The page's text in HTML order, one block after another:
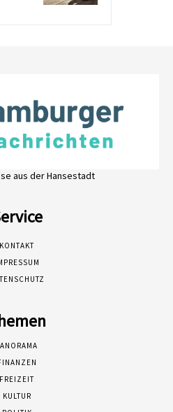
aus der Hansestadt
KONTAKT
FREIZEIT
KULTUR